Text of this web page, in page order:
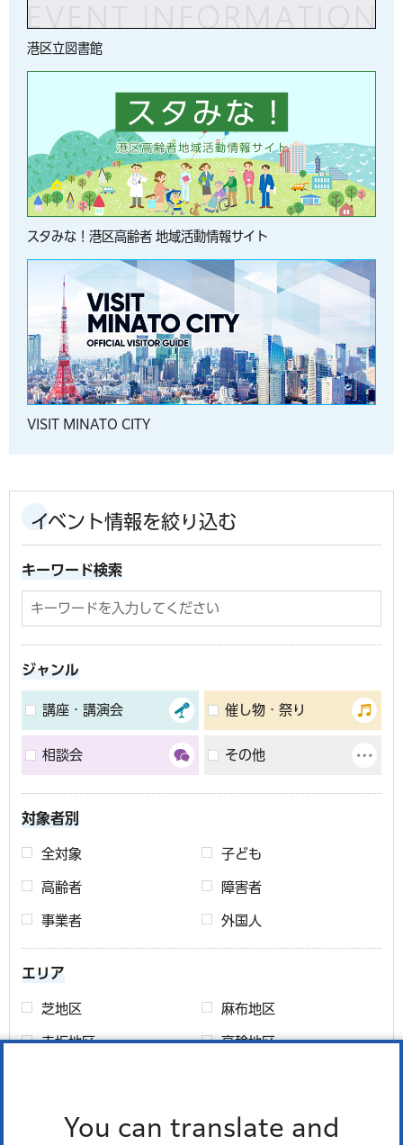
You can translate and
港区立図書館
スタみな！港区高齢者 地域活動情報サイト
VISIT MINATO CITY
イベント情報を絞り込む
キーワード検索
ジャンル
講座・講演会 催し物・祭り
相談会 その他
対象者別
全対象 子ども
高齢者 障害者
事業者 外国人
エリア
芝地区 麻布地区
赤坂地区 高輪地区